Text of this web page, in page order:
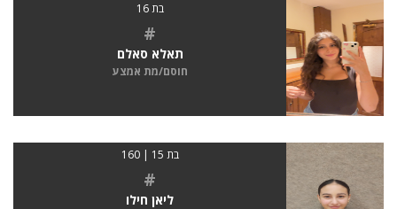
בת 16
#
תאלא סאלם
חוסם/מת אמצע
בת 15 | 160
#
ליאן חילו